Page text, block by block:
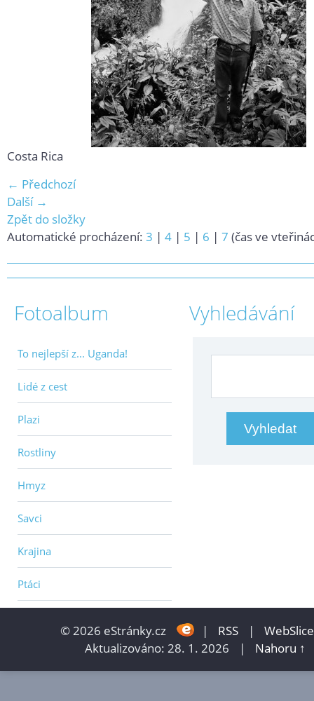
Costa Rica
← Předchozí
Další →
Zpět do složky
Automatické procházení: 3 | 4 | 5 | 6 | 7 (čas ve
Fotoalbum
To nejlepší z... Uganda!
Lidé z cest
Plazi
Rostliny
Hmyz
Savci
Krajina
Ptáci
Vyhledávání
© 2026 eStránky.cz | RSS |
WebSlice
Aktualizováno: 28. 1. 2026
| Nahoru ↑